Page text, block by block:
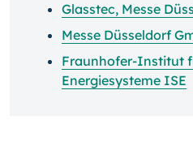
Glasstec, Messe
Messe Düsseldorf
Fraunhofer-Institut
Energiesysteme ISE